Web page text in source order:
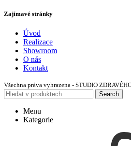
Zajímavé stránky
Úvod
Realizace
Showroom
O nás
Kontakt
Všechna práva vyhrazena - STUDIO
Search
Menu
Kategorie